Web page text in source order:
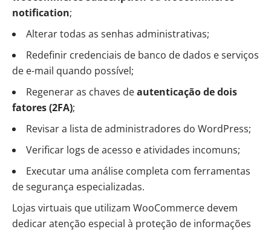
notification;
Alterar todas as senhas administrativas;
Redefinir credenciais de banco de dados e serviços
de e-mail quando possível;
Regenerar as chaves deautenticação de dois
fatores (2FA);
Revisar a lista de administradores do WordPress;
Verificar logs de acesso e atividades incomuns;
Executar uma análise completa com ferramentas
de segurança especializadas.
Lojas virtuais que utilizam WooCommerce devem
dedicar atenção especial à proteção de informações